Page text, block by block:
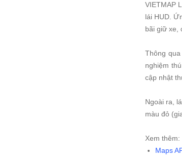
VIETMAP
lái HUD.
bãi giữ xe,
Thông
nghiệm
cập nhật
Ngoài ra,
màu đỏ
Xem thêm:
Maps